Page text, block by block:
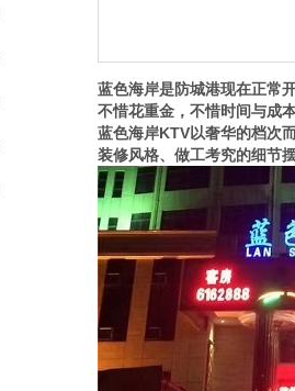
蓝色海岸是防城港现在正常
不惜花重金，不惜时间与成
蓝色海岸KTV以奢华的档次
装修风格、做工考究的细节